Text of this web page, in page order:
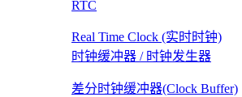
RTC
Real Time Clock (实时时钟)
时钟缓冲器 / 时钟发生器
差分时钟缓冲器(Clock Buffer)